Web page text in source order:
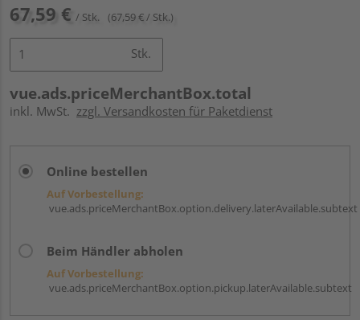
67,59 € / Stk. (67,59 € / Stk.)
Stk.
vue.ads.priceMerchantBox.total
inkl. MwSt. zzgl. Versandkosten für Paketdienst
Online bestellen
Auf Vorbestellung:
vue.ads.priceMerchantBox.option.delivery.laterAvailable.subtext
Beim Händler abholen
Auf Vorbestellung:
vue.ads.priceMerchantBox.option.pickup.laterAvailable.subtext